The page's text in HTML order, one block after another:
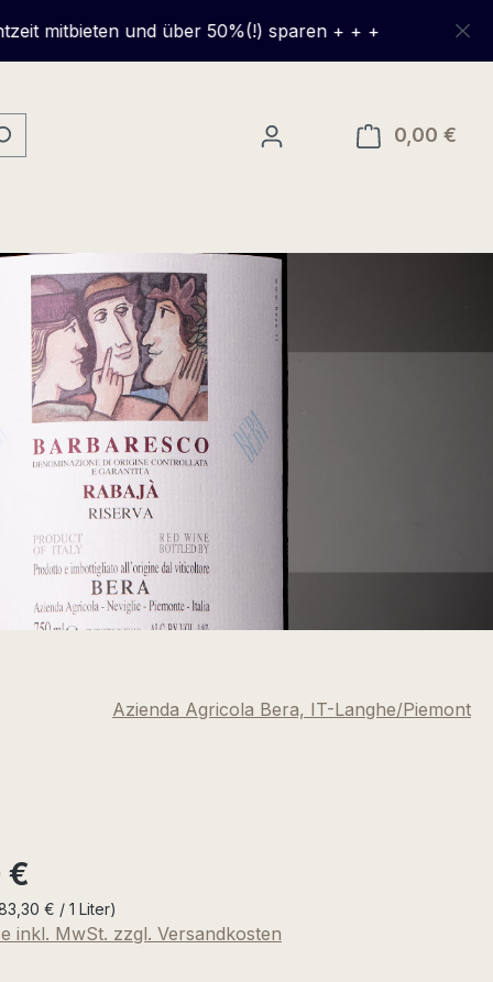
und über 50%(!) sparen + + +
0,00 €
Azienda Agricola Bera, IT-Langhe/Piemont
€
€ / 1 Liter)
inkl. MwSt. zzgl. Versandkosten